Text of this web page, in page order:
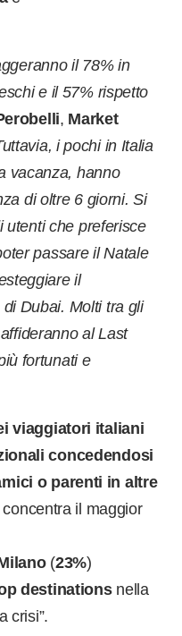
il 78% in
e il 57% rispetto
, Market
i pochi in Italia
vacanza, hanno
di oltre 6 giorni. Si
utenti che preferisce
passare il Natale
il
Dubai. Molti tra gli
al Last
fortunati e
viaggiatori italiani
concedendosi
o parenti in altre
il maggior
(23%)
destinationsnella
crisi”.